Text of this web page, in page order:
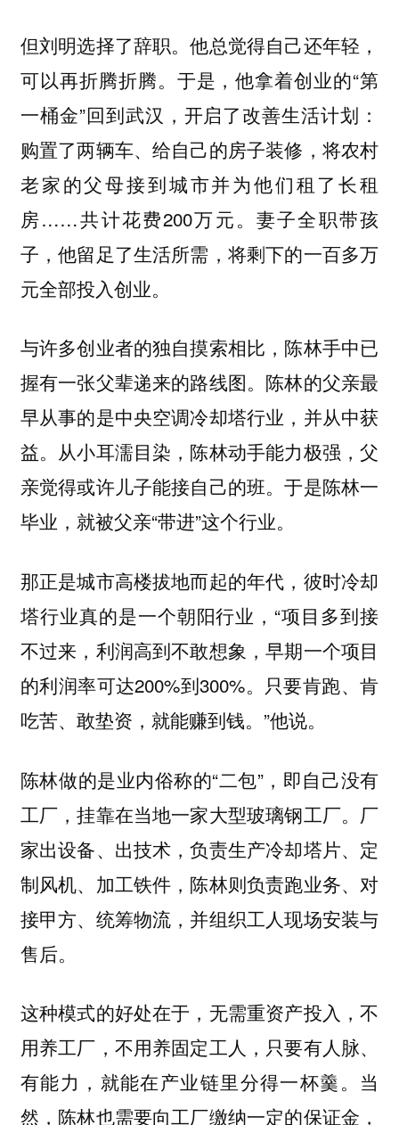
但刘明选择了辞职。他总觉得自己还年轻，
可以再折腾折腾。于是，他拿着创业的“第
一桶金”回到武汉，开启了改善生活计划：
购置了两辆车、给自己的房子装修，将农村
老家的父母接到城市并为他们租了长租
房……共计花费200万元。妻子全职带孩
子，他留足了生活所需，将剩下的一百多万
元全部投入创业。
与许多创业者的独自摸索相比，陈林手中已
握有一张父辈递来的路线图。陈林的父亲最
早从事的是中央空调冷却塔行业，并从中获
益。从小耳濡目染，陈林动手能力极强，父
亲觉得或许儿子能接自己的班。于是陈林一
毕业，就被父亲“带进”这个行业。
那正是城市高楼拔地而起的年代，彼时冷却
塔行业真的是一个朝阳行业，“项目多到接
不过来，利润高到不敢想象，早期一个项目
的利润率可达200%到300%。只要肯跑、肯
吃苦、敢垫资，就能赚到钱。”他说。
陈林做的是业内俗称的“二包”，即自己没有
工厂，挂靠在当地一家大型玻璃钢工厂。厂
家出设备、出技术，负责生产冷却塔片、定
制风机、加工铁件，陈林则负责跑业务、对
接甲方、统筹物流，并组织工人现场安装与
售后。
这种模式的好处在于，无需重资产投入，不
用养工厂，不用养固定工人，只要有人脉、
有能力，就能在产业链里分得一杯羹。当
然，陈林也需要向工厂缴纳一定的保证金，